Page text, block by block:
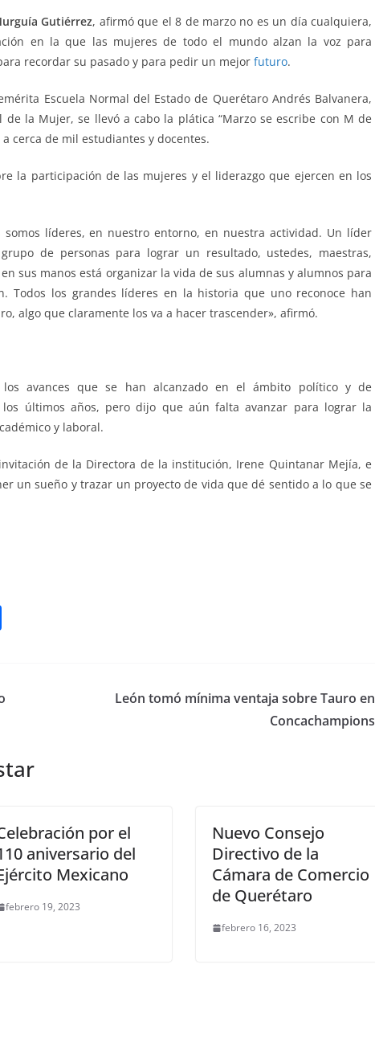
tir Gutiérrez, afirmó que el 8 de marzo no es un día cualquiera,
en la que las mujeres de todo el mundo alzan la voz para
recordar su pasado y para pedir un mejor futuro.
Escuela Normal del Estado de Querétaro Andrés Balvanera,
la Mujer, se llevó a cabo la plática “Marzo se escribe con M de
cerca de mil estudiantes y docentes.
la participación de las mujeres y el liderazgo que ejercen en los
líderes, en nuestro entorno, en nuestra actividad. Un líder
de personas para lograr un resultado, ustedes, maestras,
sus manos está organizar la vida de sus alumnas y alumnos para
Todos los grandes líderes en la historia que uno reconoce han
algo que claramente los va a hacer trascender», afirmó.
los avances que se han alcanzado en el ámbito político y de
últimos años, pero dijo que aún falta avanzar para lograr la
y laboral.
de la Directora de la institución, Irene Quintanar Mejía, e
un sueño y trazar un proyecto de vida que dé sentido a lo que se
p
León tomó mínima ventaja sobre Tauro en
Concachampions
por el
aniversario del
Mexicano
febrero 19, 2023
Nuevo Consejo
Directivo de la
Cámara de Comercio
de Querétaro
febrero 16, 2023